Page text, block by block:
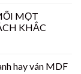
MỌT
KHẮC
hay ván MDF